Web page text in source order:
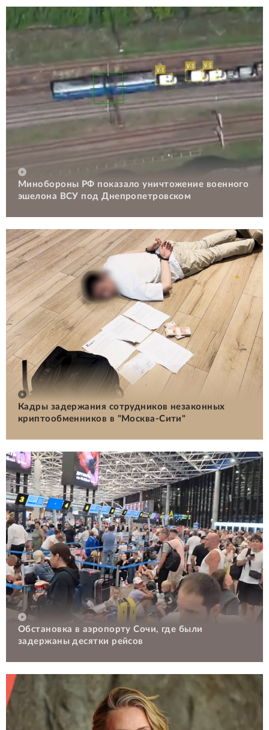
Минобороны РФ показало уничтожение военного
эшелона ВСУ под Днепропетровском
Кадры задержания сотрудников незаконных
криптообменников в "Москва-Сити"
Обстановка в аэропорту Сочи, где были
задержаны десятки рейсов